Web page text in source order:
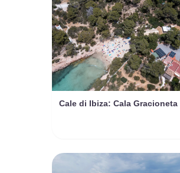
Cale di Ibiza: Cala Gracioneta